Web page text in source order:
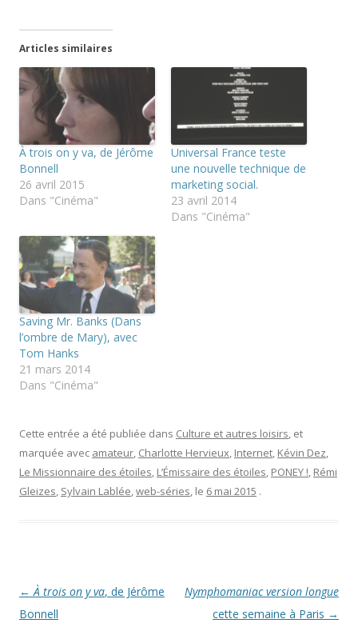
e
r
p
o
u
r
i
m
e
r
o
u
d
a
n
s
u
n
n
o
u
v
e
l
l
e
t
r
e
)
e
z
p
o
p
a
g
e
r
T
t
t
e
r
o
u
v
r
e
d
n
s
u
u
v
e
l
l
e
f
o
g
e
e
b
o
o
k
(
o
u
v
r
e
n
o
u
v
e
l
l
e
Articles similaires
À trois on y va, de Jérôme
Bonnell
26 avril 2015
Dans "Cinéma"
Universal France teste
une nouvelle technique de
marketing social.
23 avril 2014
Dans "Cinéma"
Saving Mr. Banks (Dans
l’ombre de Mary), avec
Tom Hanks
21 mars 2014
Dans "Cinéma"
Cette entrée a été publiée dans Culture et autres loisirs, et
marquée avec amateur, Charlotte Hervieux, Internet, Kévin Dez,
Le Missionnaire des étoiles, L’Émissaire des étoiles, PONEY !, Rémi
Gleizes, Sylvain Lablée,web-séries, le 6 mai 2015 .
Navigation
des
← À trois on y va, de Jérôme
Bonnell
Nymphomaniac version longue
cette semaine à Paris →